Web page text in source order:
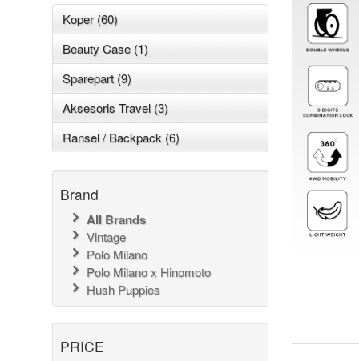
Koper (60)
Beauty Case (1)
Sparepart (9)
Aksesoris Travel (3)
Ransel / Backpack (6)
Brand
All Brands
Vintage
Polo Milano
Polo Milano x Hinomoto
Hush Puppies
PRICE